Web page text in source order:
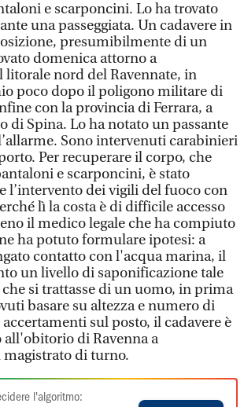
e scarponcini. Lo ha trovato
una passeggiata. Un cadavere in
presumibilmente di un
domenica attorno a
litorale nord del Ravennate, in
poco dopo il poligono militare di
con la provincia di Ferrara, a
di Spina. Lo ha notato un passante
Sono intervenuti carabinieri
Per recuperare il corpo, che
e scarponcini, è stato
l’intervento dei vigili del fuoco con
lì la costa è di difficile accesso
il medico legale che ha compiuto
ha potuto formulare ipotesi: a
contatto con l'acqua marina, il
un livello di saponificazione tale
si trattasse di un uomo, in prima
basare su altezza e numero di
sul posto, il cadavere è
all'obitorio di Ravenna a
di turno.
l'algoritmo: